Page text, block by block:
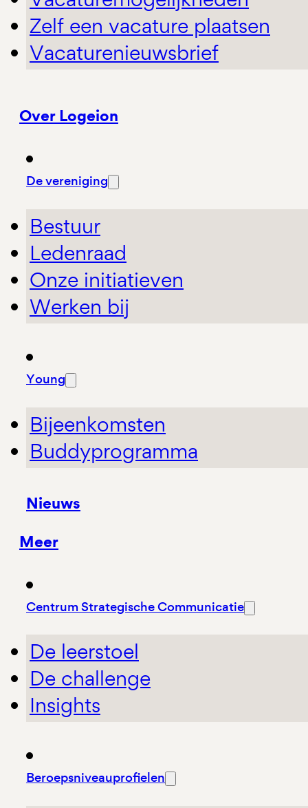
Zelf een vacature plaatsen
Vacaturenieuwsbrief
Over Logeion
De vereniging
Bestuur
Ledenraad
Onze initiatieven
Werken bij
Young
Bijeenkomsten
Buddyprogramma
Nieuws
Meer
Centrum Strategische Communicatie
De leerstoel
De challenge
Insights
Beroepsniveauprofielen